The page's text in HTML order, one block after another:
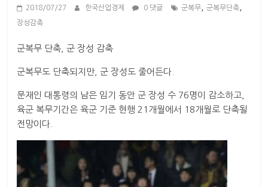
2018/07/27 한국산업경제 0 댓글 군복무 ,군복무단축
장성감축
군복무 단축, 군 장성 감축
군복무도 단축되지만, 군 장성도 줄어든다.
문재인 대통령의 남은 임기 동안 군 장성 수 76명이 감소하고,
육군 복무기간은 육군 기준 현행 21개월에서 18개월로 단축될
전망이다.